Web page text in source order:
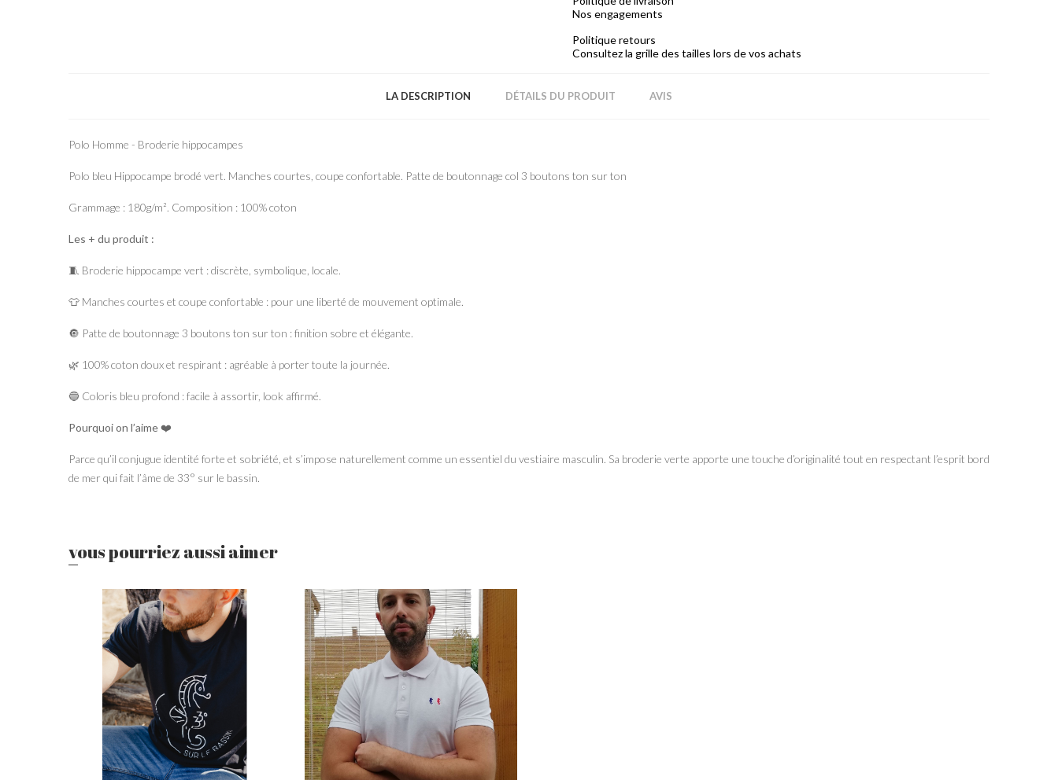
Nos engagements
Politique retours
Consultez la grille des tailles lors de vos achats
LA DESCRIPTION DÉTAILS DU PRODUIT AVIS
Polo Homme - Broderie hippocampes
Polo bleu Hippocampe brodé vert. Manches courtes, coupe confortable. Patte de boutonnage col 3 boutons ton sur ton
Grammage : 180g/m². Composition : 100% coton
Les + du produit :
🧵 Broderie hippocampe vert : discrète, symbolique, locale.
👕 Manches courtes et coupe confortable : pour une liberté de mouvement optimale.
🔘 Patte de boutonnage 3 boutons ton sur ton : finition sobre et élégante.
🌿 100% coton doux et respirant : agréable à porter toute la journée.
🔵 Coloris bleu profond : facile à assortir, look affirmé.
Pourquoi on l’aime❤️
Parce qu’il conjugue identité forte et sobriété, et s’impose naturellement comme un essentiel du vestiaire masculin. Sa broderie verte apporte une touche d’originalité tout en respectant l’esprit bord
de mer qui fait l’âme de 33° sur le bassin.
vous pourriez aussi aimer